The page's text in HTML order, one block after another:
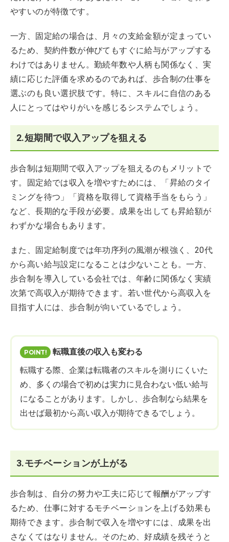
やすいのが特徴です。
一方、固定給の場合は、月々の支給金額が定まってい
るため、契約件数が伸びてもすぐに給与がアップする
わけではありません。勤続年数や人柄も関係なく、実
績に応じた評価を求めるのであれば、歩合制の仕事を
選ぶのも良い選択肢です。特に、スキルに自信のある
人にとってはやりがいを感じるシステムでしょう。
2.短期間で収入アップを狙える
歩合制は短期間で収入アップを狙えるのもメリットで
す。固定給では収入を増やすためには、「昇給のタイ
ミングを待つ」「資格を取得して資格手当をもらう」
など、長期的な手段が必要。成果を出しても昇給額が
わずかな場合もあります。
また、固定給制度では年功序列の風潮が根強く、20代
から高い給与設定になることは少ないことも。一方、
歩合制を導入している会社では、年齢に関係なく実績
次第で高収入が期待できます。若い世代から高収入を
目指す人には、歩合制が向いているでしょう。
転職直後の収入も変わる
転職する際、企業は転職者のスキルを測りにくいた
め、多くの場合で初めは実力に見合わない低い給与
になることがあります。しかし、歩合制なら結果を
出せば最初から高い収入が期待できるでしょう。
3.モチベーションが上がる
歩合制は、自分の努力や工夫に応じて報酬がアップす
るため、仕事に対するモチベーションを上げる効果も
期待できます。歩合制で収入を増やすには、成果を出
さなくてはなりません。そのため、好成績を残そうと